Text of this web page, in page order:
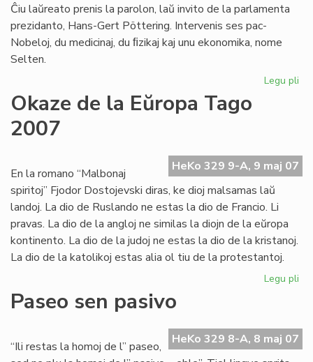
Ĉiu laŭreato prenis la parolon, laŭ invito de la parlamenta
prezidanto, Hans-Gert Pöttering. Intervenis ses pac-
Nobeloj, du medicinaj, du ﬁzikaj kaj unu ekonomika, nome
Selten.
Legu pli
Okaze de la Eŭropa Tago
2007
HeKo 329 9-A, 9 maj 07
En la romano “Malbonaj
spiritoj” Fjodor Dostojevski diras, ke dioj malsamas laŭ
landoj. La dio de Ruslando ne estas la dio de Francio. Li
pravas. La dio de la angloj ne similas la diojn de la eŭropa
kontinento. La dio de la judoj ne estas la dio de la kristanoj.
La dio de la katolikoj estas alia ol tiu de la protestantoj.
Legu pli
Paseo sen pasivo
HeKo 329 8-A, 8 maj 07
“Ili restas la homoj de l” paseo,